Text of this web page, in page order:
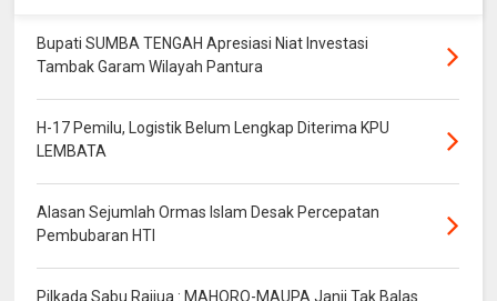
Bupati SUMBA TENGAH Apresiasi Niat Investasi
Tambak Garam Wilayah Pantura
H-17 Pemilu, Logistik Belum Lengkap Diterima KPU
LEMBATA
Alasan Sejumlah Ormas Islam Desak Percepatan
Pembubaran HTI
Pilkada Sabu Raijua : MAHORO-MAUPA Janji Tak Balas